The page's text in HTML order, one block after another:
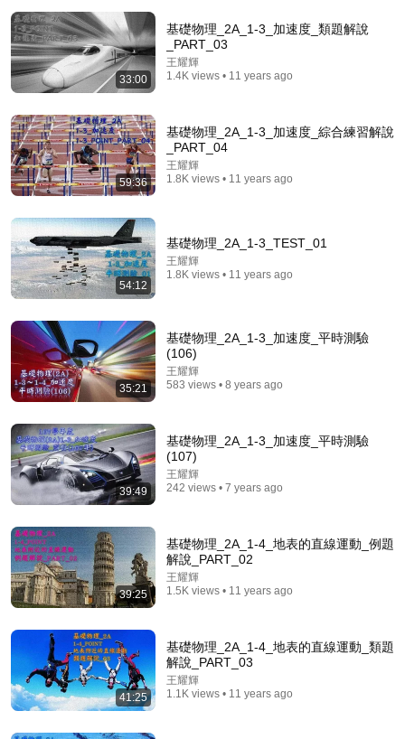
1:39:29
《喜单3》最强华裔脱口秀演员杀疯了！UCLA毕业
来"吃脱口秀这碗饭"，亚裔看完疯狂点头！#喜剧之王
单口季 #脱口秀 #搞笑 #喜剧 #funny #综艺
笑翻天综艺社 • 208K views
[EP1] Why is linear algebra calculated this way?
JOHNSON-MATH • 68K views
33:00
基礎物理_2A_1-3_加速度_類題解說
_PART_03
王耀輝
1.4K views • 11 years ago
59:36
基礎物理_2A_1-3_加速度_綜合練習解說
_PART_04
王耀輝
1.8K views • 11 years ago
54:12
基礎物理_2A_1-3_TEST_01
王耀輝
1.8K views • 11 years ago
35:21
基礎物理_2A_1-3_加速度_平時測驗
(106)
王耀輝
583 views • 8 years ago
39:49
基礎物理_2A_1-3_加速度_平時測驗
(107)
王耀輝
242 views • 7 years ago
39:25
基礎物理_2A_1-4_地表的直線運動_例題
解說_PART_02
王耀輝
1.5K views • 11 years ago
41:25
基礎物理_2A_1-4_地表的直線運動_類題
解說_PART_03
王耀輝
1.1K views • 11 years ago